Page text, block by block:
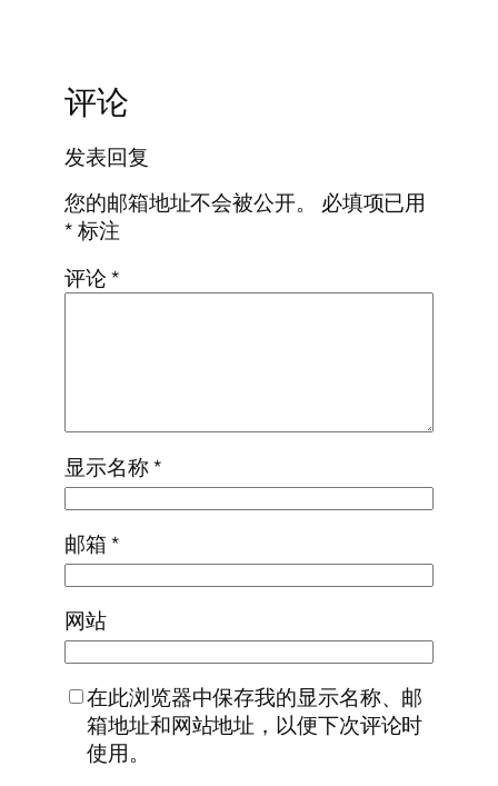
评论
发表回复
您的邮箱地址不会被公开。
必填项已用
*标注
评论*
显示名称*
邮箱*
网站
在此浏览器中保存我的显示名称、邮
箱地址和网站地址，以便下次评论时
使用。